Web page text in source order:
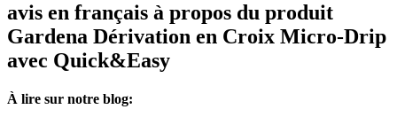
avis en français à propos du produit
Gardena Dérivation en Croix Micro-Drip
avec Quick&Easy
À lire sur notre blog: